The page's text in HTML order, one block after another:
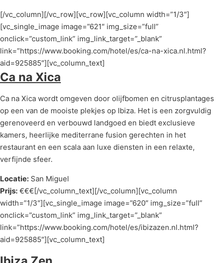
[/vc_column][/vc_row][vc_row][vc_column width=”1/3″]
[vc_single_image image=”621″ img_size=”full”
onclick=”custom_link” img_link_target=”_blank”
link=”https://www.booking.com/hotel/es/ca-na-xica.nl.html?
aid=925885″][vc_column_text]
Ca na Xica
Ca na Xica wordt omgeven door olijfbomen en citrusplantages
op een van de mooiste plekjes op Ibiza. Het is een zorgvuldig
gerenoveerd en verbouwd landgoed en biedt exclusieve
kamers, heerlijke mediterrane fusion gerechten in het
restaurant en een scala aan luxe diensten in een relaxte,
verfijnde sfeer.
Locatie: San Miguel
Prijs: €€€[/vc_column_text][/vc_column][vc_column
width=”1/3″][vc_single_image image=”620″ img_size=”full”
onclick=”custom_link” img_link_target=”_blank”
link=”https://www.booking.com/hotel/es/ibizazen.nl.html?
aid=925885″][vc_column_text]